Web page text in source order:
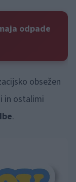
odpade
obsežen
in ostalimi
.